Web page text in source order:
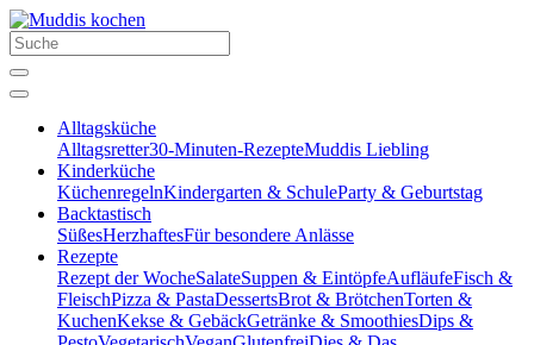
Alltagsküche
Alltagsretter30-Minuten-RezepteMuddis Liebling
Kinderküche
KüchenregelnKindergarten & SchuleParty & Geburtstag
Backtastisch
SüßesHerzhaftesFür besondere Anlässe
Rezepte
Rezept der WocheSalateSuppen & EintöpfeAufläufeFisch &
FleischPizza & PastaDessertsBrot & BrötchenTorten &
KuchenKekse & GebäckGetränke & SmoothiesDips &